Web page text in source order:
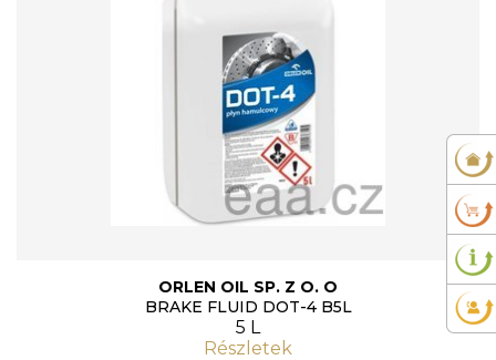
ORLEN OIL SP. Z O. O
BRAKE FLUID DOT-4 B5L
5 L
Részletek